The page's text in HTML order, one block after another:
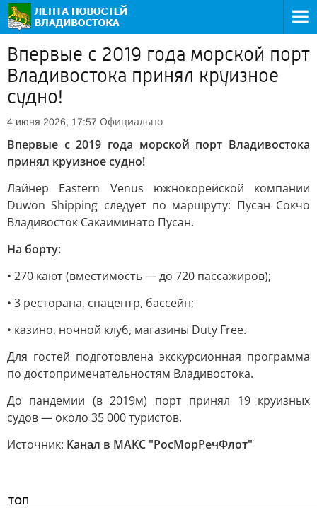
Впервые с 2019 года морской порт
Владивостока принял круизное
судно!
4 июня 2026, 17:57 Официально
Впервые с 2019 года морской порт Владивостока
принял круизное судно!
Лайнер Eastern Venus южнокорейской компании
Duwon Shipping следует по маршруту: Пусан Сокчо
Владивосток Сакаиминато Пусан.
На борту:
• 270 кают (вместимость — до 720 пассажиров);
• 3 ресторана, спацентр, бассейн;
• казино, ночной клуб, магазины Duty Free.
Для гостей подготовлена экскурсионная программа
по достопримечательностям Владивостока.
До пандемии (в 2019м) порт принял 19 круизных
судов — около 35 000 туристов.
Источник: Канал в МАКС "РосМорРечФлот"
ТОП